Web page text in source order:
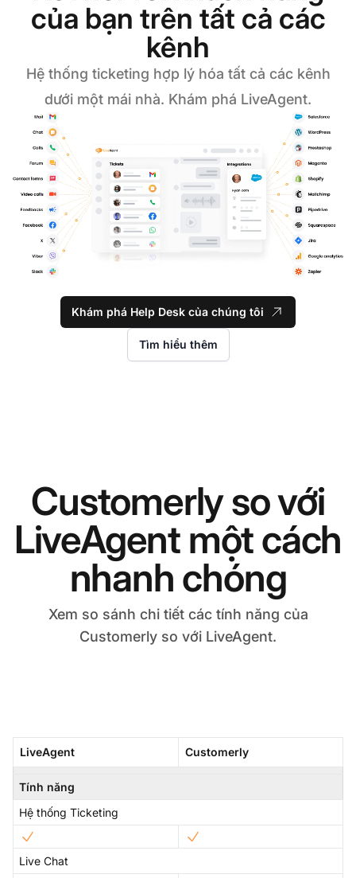
của bạn trên tất cả các
kênh
Hệ thống ticketing hợp lý hóa tất cả các kênh
dưới một mái nhà. Khám phá LiveAgent.
Khám phá Help Desk của chúng tôi
Tìm hiểu thêm
Customerly so với
LiveAgent một cách
nhanh chóng
Xem so sánh chi tiết các tính năng của
Customerly so với LiveAgent.
LiveAgent Customerly
Tính năng
Hệ thống Ticketing
Live Chat